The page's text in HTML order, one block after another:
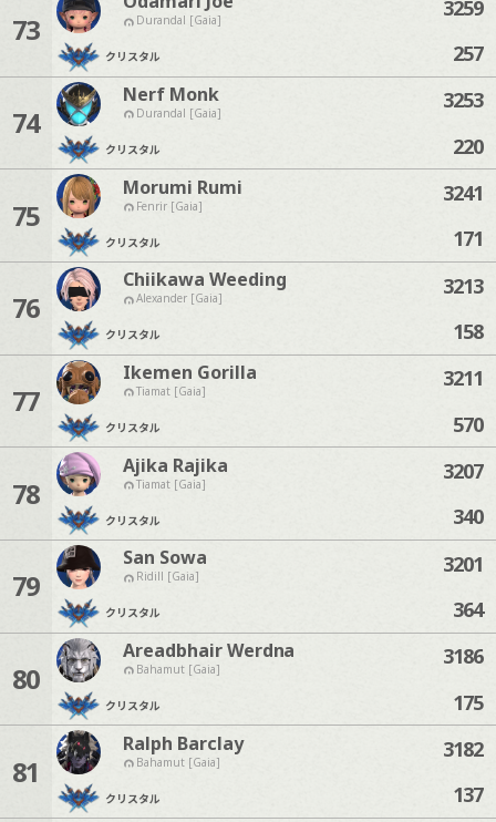
73 Durandal [Gaia]
クリスタル
3259
257
74
Nerf Monk
Durandal [Gaia]
クリスタル
3253
220
75
Morumi Rumi
Fenrir [Gaia]
クリスタル
3241
171
76
Chiikawa Weeding
Alexander [Gaia]
クリスタル
3213
158
77
Ikemen Gorilla
Tiamat [Gaia]
クリスタル
3211
570
78
Ajika Rajika
Tiamat [Gaia]
クリスタル
3207
340
79
San Sowa
Ridill [Gaia]
クリスタル
3201
364
80
Areadbhair Werdna
Bahamut [Gaia]
クリスタル
3186
175
81
Ralph Barclay
Bahamut [Gaia]
クリスタル
3182
137